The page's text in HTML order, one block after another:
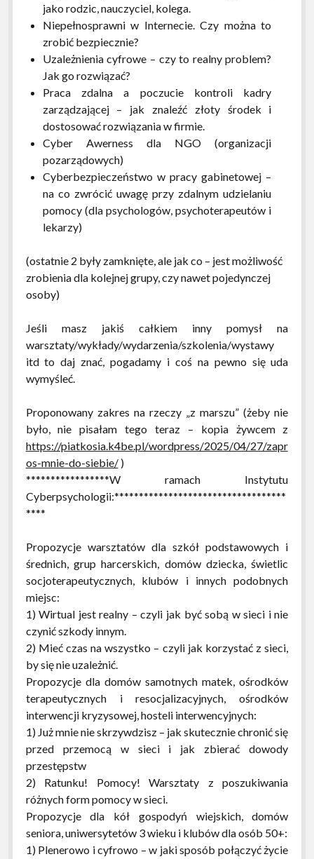
jako rodzic, nauczyciel, kolega.
Niepełnosprawni w Internecie. Czy można to
zrobić bezpiecznie?
Uzależnienia cyfrowe – czy to realny problem?
Jak go rozwiązać?
Praca zdalna a poczucie kontroli kadry
zarządzającej – jak znaleźć złoty środek i
dostosować rozwiązania w firmie.
Cyber Awerness dla NGO (organizacji
pozarządowych)
Cyberbezpieczeństwo w pracy gabinetowej –
na co zwrócić uwagę przy zdalnym udzielaniu
pomocy (dla psychologów, psychoterapeutów i
lekarzy)
(ostatnie 2 były zamknięte, ale jak co – jest możliwość
zrobienia dla kolejnej grupy, czy nawet pojedynczej
osoby)
Jeśli masz jakiś całkiem inny pomysł na
warsztaty/wykłady/wydarzenia/szkolenia/wystawy
itd to daj znać, pogadamy i coś na pewno się uda
wymyśleć.
Proponowany zakres na rzeczy „z marszu” (żeby nie
było, nie pisałam tego teraz – kopia żywcem z
https://piatkosia.k4be.pl/wordpress/2025/04/27/zapr
os-mnie-do-siebie/)
*****************W ramach Instytutu
Cyberpsychologii:***********************************
****
Propozycje warsztatów dla szkół podstawowych i
średnich, grup harcerskich, domów dziecka, świetlic
socjoterapeutycznych, klubów i innych podobnych
miejsc:
1) Wirtual jest realny – czyli jak być sobą w sieci i nie
czynić szkody innym.
2) Mieć czas na wszystko – czyli jak korzystać z sieci,
by się nie uzależnić.
Propozycje dla domów samotnych matek, ośrodków
terapeutycznych i resocjalizacyjnych, ośrodków
interwencji kryzysowej, hosteli interwencyjnych:
1) Już mnie nie skrzywdzisz – jak skutecznie chronić się
przed przemocą w sieci i jak zbierać dowody
przestępstw
2) Ratunku! Pomocy! Warsztaty z poszukiwania
różnych form pomocy w sieci.
Propozycje dla kół gospodyń wiejskich, domów
seniora, uniwersytetów 3 wieku i klubów dla osób 50+:
1) Plenerowo i cyfrowo – w jaki sposób połączyć życie